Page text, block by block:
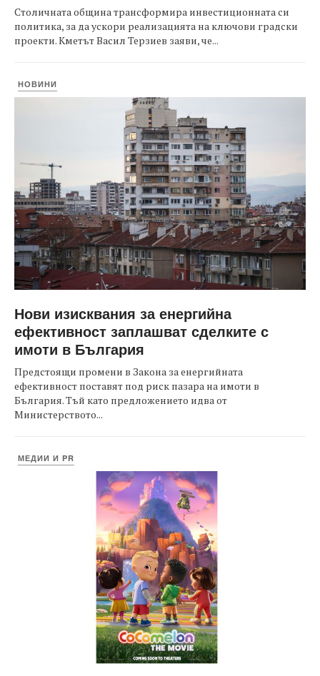
Столичната община трансформира инвестиционната си
политика, за да ускори реализацията на ключови градски
проекти. Кметът Васил Терзиев заяви, че...
НОВИНИ
Нови изисквания за енергийна
ефективност заплашват сделките с
имоти в България
Предстоящи промени в Закона за енергийната
ефективност поставят под риск пазара на имоти в
България. Тъй като предложението идва от
Министерството...
МЕДИИ И PR